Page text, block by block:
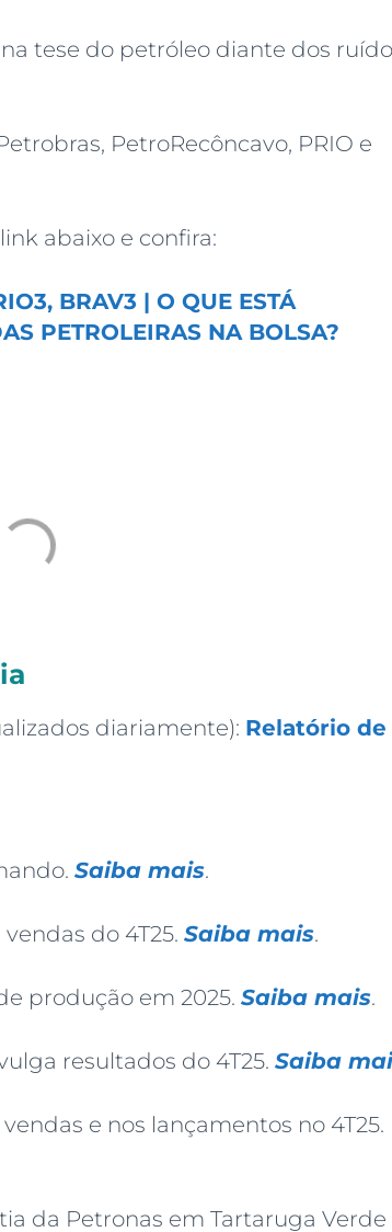
tese do petróleo diante dos
PetroRecôncavo, PRIO e
abaixo e confira:
BRAV3 | O QUE ESTÁ
PETROLEIRAS NA BOLSA?
diariamente): Relatório de
Saiba mais.
do 4T25. Saiba mais.
produção em 2025. Saiba mais.
resultados do 4T25. Saiba
e nos lançamentos no 4T25.
da Petronas em Tartaruga Verde